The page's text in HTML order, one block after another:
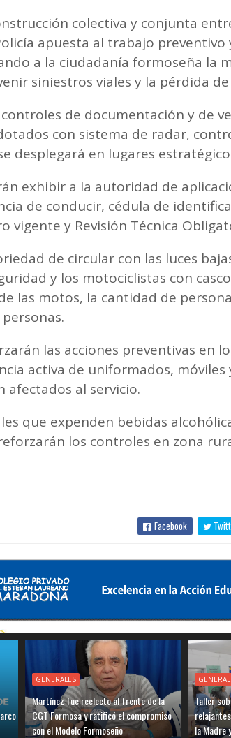
colectiva y conjunta
apuesta al trabajo preventivo
a la ciudadanía formoseña la
siniestros viales y la pérdida
de documentación y de
con sistema de radar,
desplegará en lugares
exhibir a la autoridad de
de conducir, cédula de
vigente y Revisión Técnica
de circular con las luces
y los motociclistas con
las motos, la cantidad de
las acciones preventivas en
activa de uniformados,
afectados al servicio.
que expenden bebidas
los controles en zona
Facebook
GENERALES
Martínez fue reelecto al frente de la
CGT Formosa y ratificó el compromiso
con el Modelo Formoseño
Taller
la Madre